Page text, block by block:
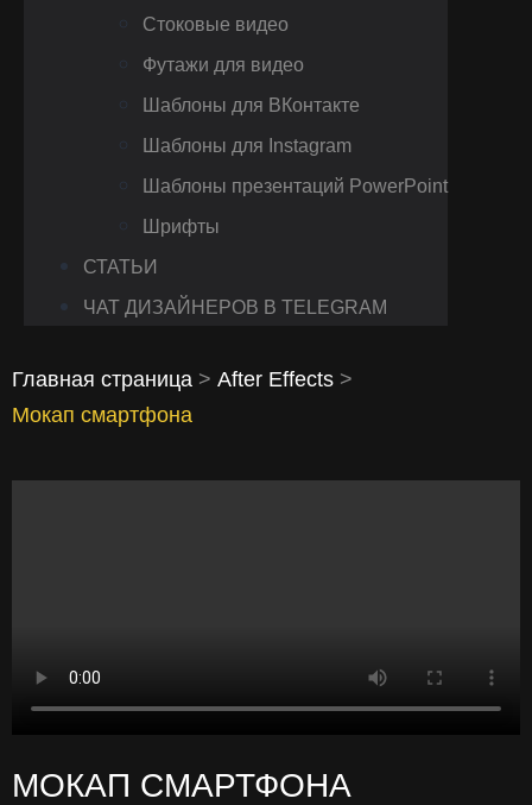
Стоковые видео
Футажи для видео
Шаблоны для ВКонтакте
Шаблоны для Instagram
Шаблоны презентаций PowerPoint
Шрифты
СТАТЬИ
ЧАТ ДИЗАЙНЕРОВ В TELEGRAM
Главная страница > After Effects >
Мокап смартфона
МОКАП СМАРТФОНА